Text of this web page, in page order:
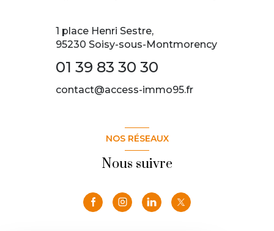
1 place Henri Sestre,
95230 Soisy-sous-Montmorency
01 39 83 30 30
contact@access-immo95.fr
NOS RÉSEAUX
Nous suivre